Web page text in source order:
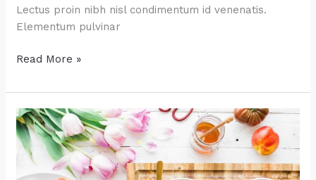
Lectus proin nibh nisl condimentum id venenatis.
Elementum pulvinar
Plating
101
Read More »